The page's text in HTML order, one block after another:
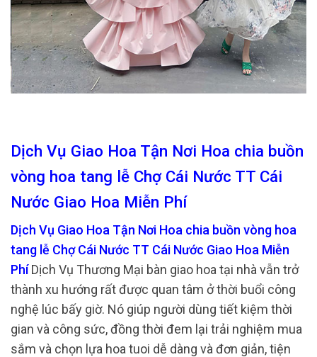
Dịch Vụ Giao Hoa Tận Nơi Hoa chia buồn
vòng hoa tang lễ Chợ Cái Nước TT Cái
Nước Giao Hoa Miễn Phí
Dịch Vụ Giao Hoa Tận Nơi Hoa chia buồn vòng hoa
tang lễ Chợ Cái Nước TT Cái Nước Giao Hoa Miễn
PhíDịch Vụ Thương Mại bàn giao hoa tại nhà vẫn trở
thành xu hướng rất được quan tâm ở thời buổi công
nghệ lúc bấy giờ. Nó giúp người dùng tiết kiệm thời
gian và công sức, đồng thời đem lại trải nghiệm mua
sắm và chọn lựa hoa tuoi dễ dàng và đơn giản, tiện